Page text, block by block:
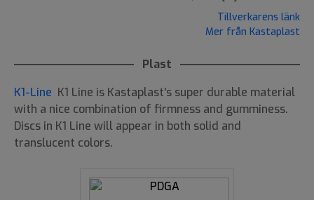
Tillverkarens länk
Mer från Kastaplast
Plast
K1-Line K1 Line is Kastaplast's super durable material
with a nice combination of firmness and gumminess.
Discs in K1 Line will appear in both solid and
translucent colors.